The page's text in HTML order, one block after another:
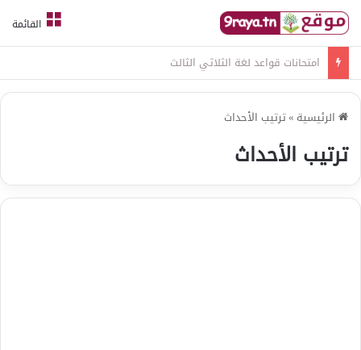
القائمة
امتحانات قواعد لغة الثلاثي الثالث
الرئيسية »ترتيب الأحداث
ترتيب الأحداث